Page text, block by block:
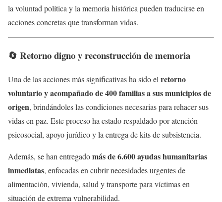
la voluntad política y la memoria histórica pueden traducirse en
acciones concretas que transforman vidas.
🔄 Retorno digno y reconstrucción de memoria
Una de las acciones más significativas ha sido elretorno
voluntario y acompañado de 400 familias a sus municipios de
origen, brindándoles las condiciones necesarias para rehacer sus
vidas en paz. Este proceso ha estado respaldado por atención
psicosocial, apoyo jurídico y la entrega de kits de subsistencia.
Además, se han entregadomás de 6.600 ayudas humanitarias
inmediatas, enfocadas en cubrir necesidades urgentes de
alimentación, vivienda, salud y transporte para víctimas en
situación de extrema vulnerabilidad.